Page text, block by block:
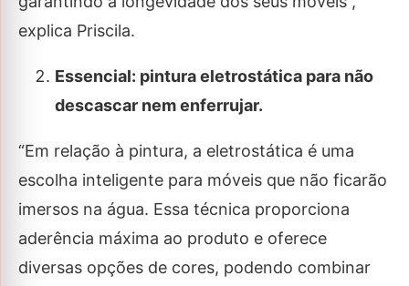
explica Priscila.
Essencial: pintura eletrostática para não
descascar nem enferrujar.
“Em relação à pintura, a eletrostática é uma
escolha inteligente para móveis que não ficarão
imersos na água. Essa técnica proporciona
aderência máxima ao produto e oferece
diversas opções de cores, podendo combinar